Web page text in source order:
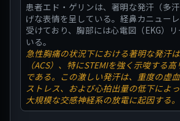
患者エド・ゲリンは、著明な発汗（多
げな表情を呈している。経鼻カニュー
受けており、胸部には心電図（EKG）
いる。
急性胸痛の状況下における著明な発汗
（ACS）、特にSTEMIを強く示唆する
である。この激しい発汗は、重度の虚
ストレス、および心拍出量の低下によ
大規模な交感神経系の放電に起因する。